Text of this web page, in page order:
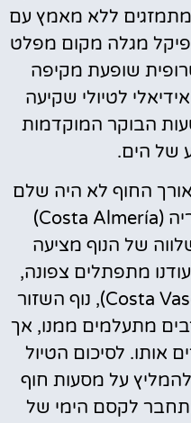
מתמזגים ללא מאמץ עם
מגלה מקום מפלט
שופעת מקיפה
לטיולי שקיעה
הבוקר המוקדמות
של הים.
החוף לא היה שלם
ללא גיחה לקוסטה אלמריה (Costa Almería)
של הנוף מציעה
מתפתלים צפונה,
מתגלה קוסטה ואסקה (Costa Vasca), נוף השזור
מתעלמים ממנו, אך
אותו. לסיכום הטיול
על מסעות חוף
לקסם הימי של